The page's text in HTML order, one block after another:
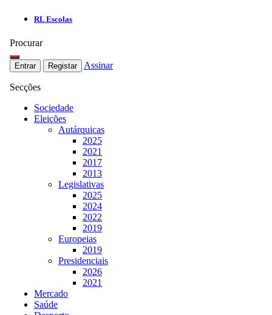
RL Escolas
Procurar
Entrar Registar Assinar
Secções
Sociedade
Eleições
Autárquicas
2025
2021
2017
2013
Legislativas
2025
2024
2022
2019
Europeias
2019
Presidenciais
2026
2021
Mercado
Saúde